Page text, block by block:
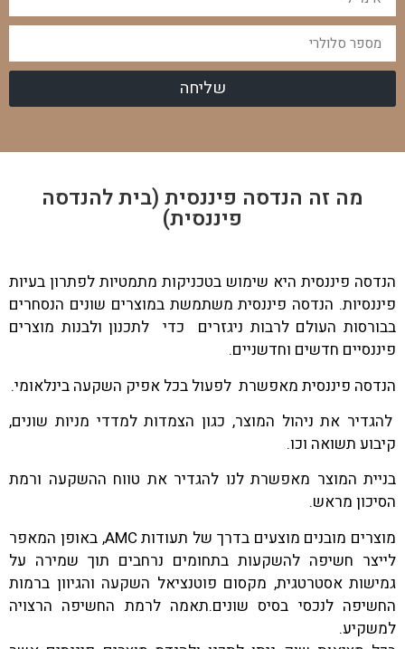
שליחה
מה זה הנדסה פיננסית (בית להנדסה
פיננסית)
הנדסה פיננסית היא שימוש בטכניקות מתמטיות לפתרון בעיות
פיננסיות. הנדסה פיננסית משתמשת במוצרים שונים הנסחרים
בבורסות העולם לרבות ניגזרים כדי לתכנון ולבנות מוצרים
פיננסיים חדשים וחדשניים.
הנדסה פיננסית מאפשרת לפעול בכל אפיק השקעה בינלאומי.
להגדיר את ניהול המוצר, כגון הצמדות למדדי מניות שונים,
קיבוע תשואה וכו.
בניית המוצר מאפשרת לנו להגדיר את טווח ההשקעה ורמת
הסיכון מראש.
מוצרים מובנים מוצעים בדרך של תעודות AMC, באופן המאפר
לייצר חשיפה להשקעות בתחומים נרחבים תוך שמירה על
גמישות אסטרטגית, מקסום פוטנציאל השקעה והגיוון ברמות
החשיפה לנכסי בסיס שונים.תאמה לרמת החשיפה הרצויה
למשקיע.